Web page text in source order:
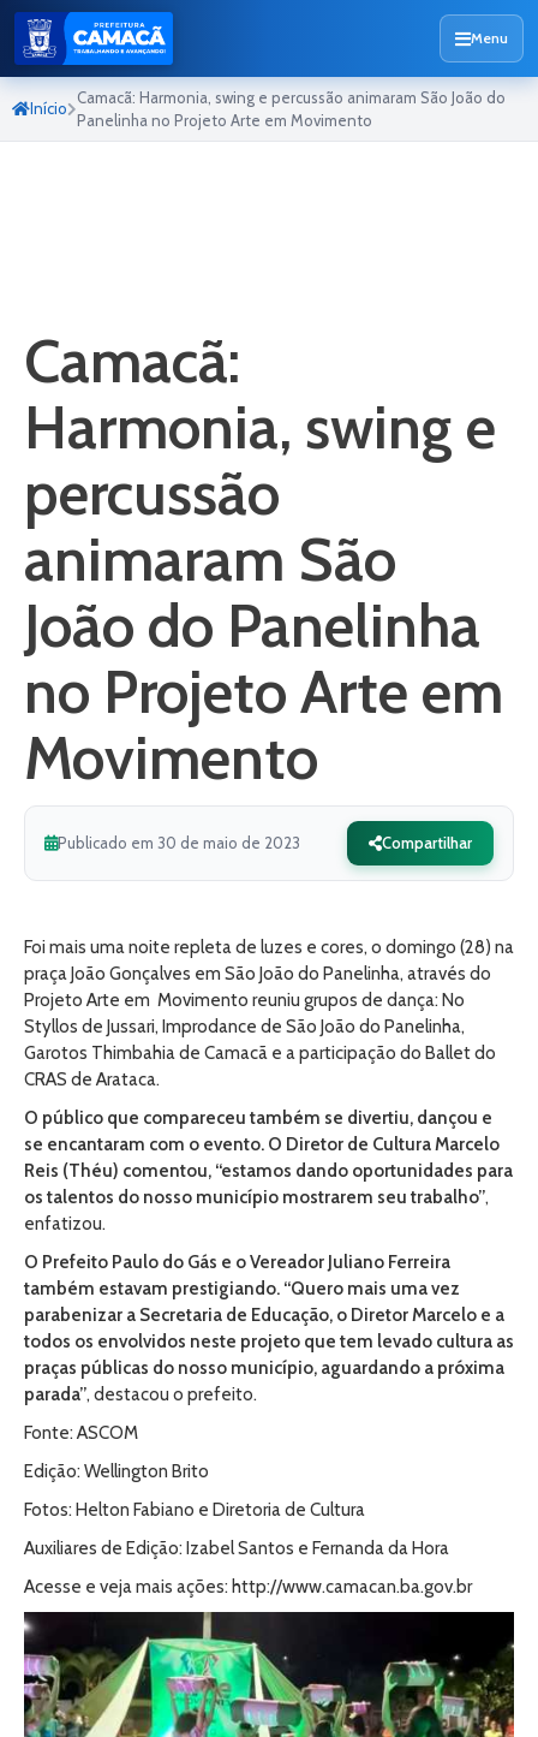
Menu
Início
Camacã: Harmonia, swing e percussão animaram São João do
Panelinha no Projeto Arte em Movimento
Camacã:
Harmonia, swing e
percussão
animaram São
João do Panelinha
no Projeto Arte em
Movimento
Publicado em 30 de maio de 2023 Compartilhar
Foi mais uma noite repleta de luzes e cores, o domingo (28) na
praça João Gonçalves em São João do Panelinha, através do
Projeto Arte em Movimento reuniu grupos de dança: No
Styllos de Jussari, Improdance de São João do Panelinha,
Garotos Thimbahia de Camacã e a participação do Ballet do
CRAS de Arataca.
O público que compareceu também se divertiu, dançou e
se encantaram com o evento. O Diretor de Cultura Marcelo
Reis (Théu) comentou, “estamos dando oportunidades para
os talentos do nosso município mostrarem seu trabalho”,
enfatizou.
O Prefeito Paulo do Gás e o Vereador Juliano Ferreira
também estavam prestigiando. “Quero mais uma vez
parabenizar a Secretaria de Educação, o Diretor Marcelo e a
todos os envolvidos neste projeto que tem levado cultura as
praças públicas do nosso município, aguardando a próxima
parada”, destacou o prefeito.
Fonte: ASCOM
Edição: Wellington Brito
Fotos: Helton Fabiano e Diretoria de Cultura
Auxiliares de Edição: Izabel Santos e Fernanda da Hora
Acesse e veja mais ações: http://www.camacan.ba.gov.br